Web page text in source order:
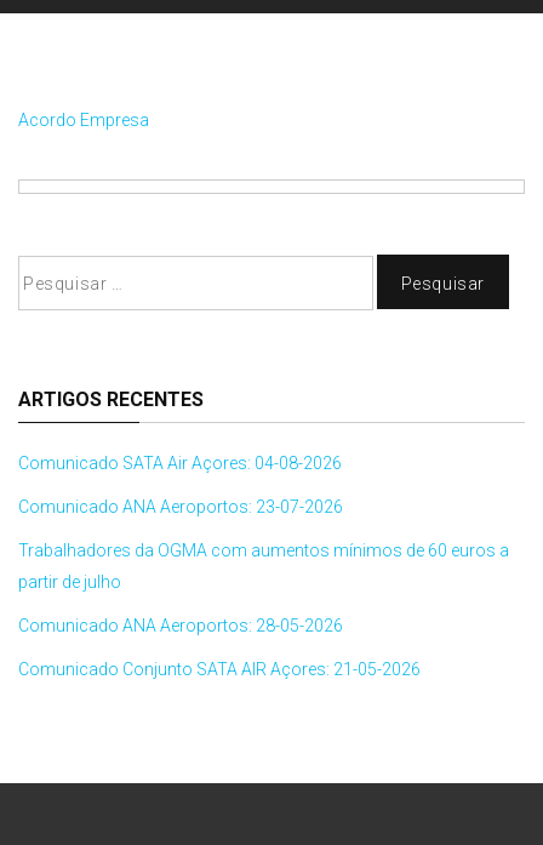
Acordo Empresa
ARTIGOS RECENTES
Comunicado SATA Air Açores: 04-08-2026
Comunicado ANA Aeroportos: 23-07-2026
Trabalhadores da OGMA com aumentos mínimos de 60 euros a
partir de julho
Comunicado ANA Aeroportos: 28-05-2026
Comunicado Conjunto SATA AIR Açores: 21-05-2026